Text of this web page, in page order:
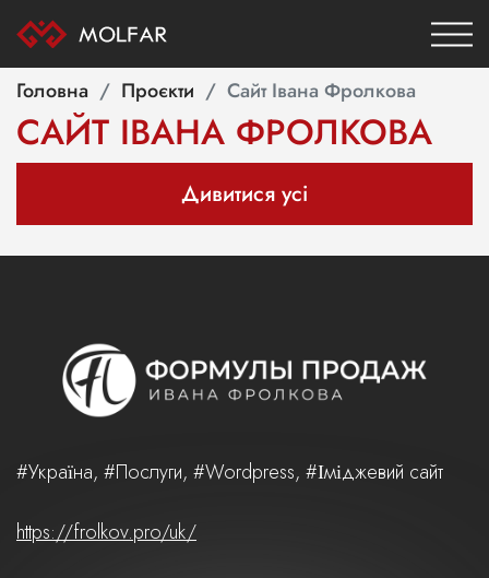
Головна Проєкти Сайт Івана Фролкова
САЙТ ІВАНА ФРОЛКОВА
Дивитися усі
#Україна, #Послуги, #Wordpress, #Іміджевий сайт
https://frolkov.pro/uk/